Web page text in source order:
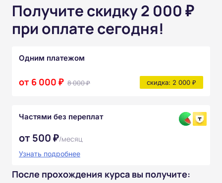
Получите скидку 2 000 ₽
при оплате сегодня!
Одним платежом
от 6 000 ₽ 8 000 ₽ скидка: 2 000 ₽
Частями без переплат
от 500 ₽/месяц
Узнать подробнее
После прохождения курса вы получите: